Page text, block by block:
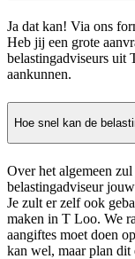
Ja dat kan! Via ons
Heb jij een grote
belastingadviseurs uit
aankunnen.
Hoe snel kan de
Over het algemeen
belastingadviseur
Je zult er zelf ook
maken in T Loo. We
aangiftes moet doen
kan wel, maar plan